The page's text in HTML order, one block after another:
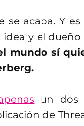
se acaba. Y
y el dueño
mundo sí
un dos
de